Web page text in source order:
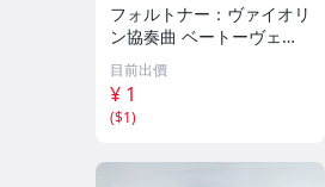
フォルトナー：ヴァイオリ
ン協奏曲 ベートーヴェ
ン：ヴァイオリン協奏曲
ゲルハルト・タシュナー D
G Archive 133
目前出價
¥ 1
($1)